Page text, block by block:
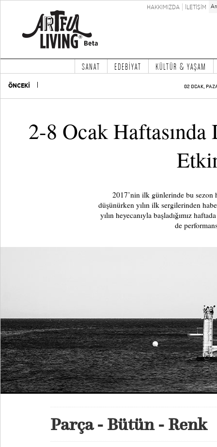
HAKKIMIZDA İLETİŞİM
SANAT EDEBİYAT KÜLTÜR & YAŞAM
ÖNCEKİ 02 OCAK,
2-8 Ocak
2017’nin ilk günlerinde bu sezon
düşünürken yılın ilk sergilerinden
yılın heyecanıyla başladığımız
de
Parça - Bütün - Renk